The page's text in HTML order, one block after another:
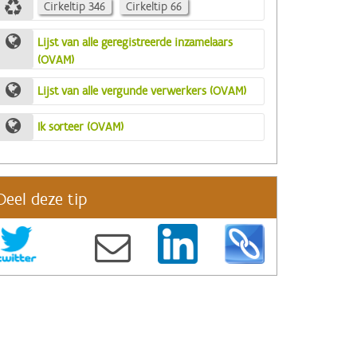
Cirkeltip 346 Cirkeltip 66
Lijst van alle geregistreerde inzamelaars
(OVAM)
Lijst van alle vergunde verwerkers (OVAM)
Ik sorteer (OVAM)
deze tip